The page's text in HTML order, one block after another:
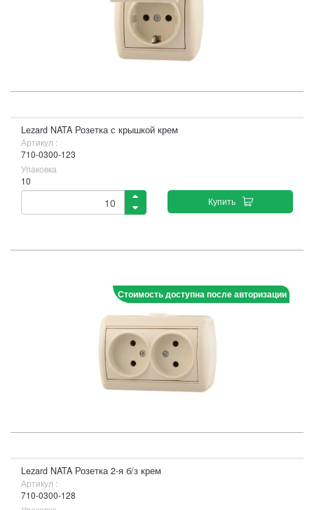
Lezard NATA Розетка с крышкой крем
Артикул :
710-0300-123
Упаковка
10
Купить
Стоимость доступна после авторизации
Lezard NATA Розетка 2-я б/з крем
Артикул :
710-0300-128